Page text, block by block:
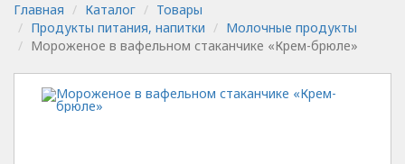
Главная Каталог
Товары
Продукты питания, напитки
Молочные продукты
Мороженое в вафельном стаканчике «Крем-брюле»